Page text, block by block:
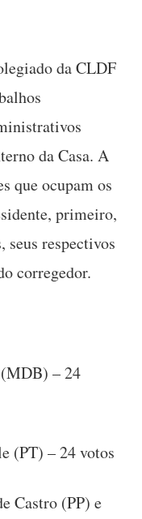
da CLDF
da Casa. A
que ocupam os
primeiro,
seus respectivos
corregedor.
– 24
(PT) – 24 votos
Castro (PP) e